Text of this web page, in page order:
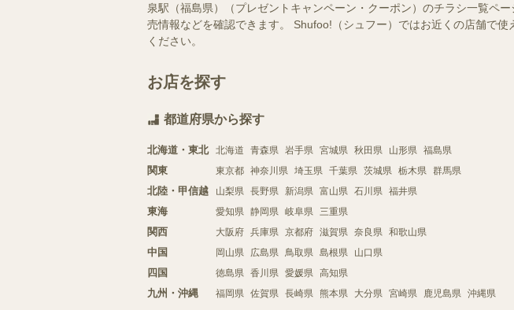
泉駅（福島県）（プレゼントキャンペーン・クーポン）のチラシ一覧ペ
売情報などを確認できます。 Shufoo!（シュフー）ではお近くの店舗で
ください。
お店を探す
都道府県から探す
北海道・東北 北海道 青森県 岩手県 宮城県 秋田県 山形県 福島県
関東 東京都 神奈川県 埼玉県 千葉県 茨城県 栃木県 群馬県
北陸・甲信越 山梨県 長野県 新潟県 富山県 石川県 福井県
東海 愛知県 静岡県 岐阜県 三重県
関西 大阪府 兵庫県 京都府 滋賀県 奈良県 和歌山県
中国 岡山県 広島県 鳥取県 島根県 山口県
四国 徳島県 香川県 愛媛県 高知県
九州・沖縄 福岡県 佐賀県 長崎県 熊本県 大分県 宮崎県 鹿児島県 沖縄県